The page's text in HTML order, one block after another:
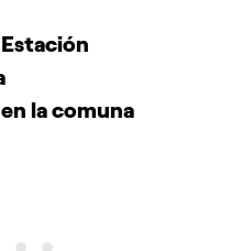
la comuna